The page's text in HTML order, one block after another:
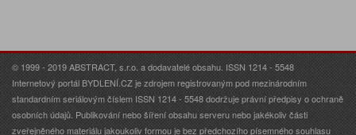
© 1999 - 2019 ABSTRACT, s.r.o. a dodavatelé obsahu. ISSN 1214 - 5548
Internetový portál BYDLENÍ.CZ je zdrojem registrovaným pod mezinárodním
standardním seriálovým číslem ISSN 1214 - 5548 dodržuje právní předpisy o ochraně
osobních údajů. Publikování nebo šíření obsahu serveru nebo jakékoliv části
zveřejněného materiálu jakoukoliv formou je bez předchozího písemného souhlasu